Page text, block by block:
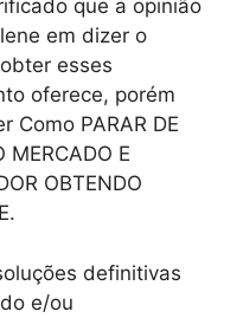
que a opinião
em dizer o
esses
oferece, porém
Como PARAR DE
MERCADO E
OBTENDO
definitivas
e/ou